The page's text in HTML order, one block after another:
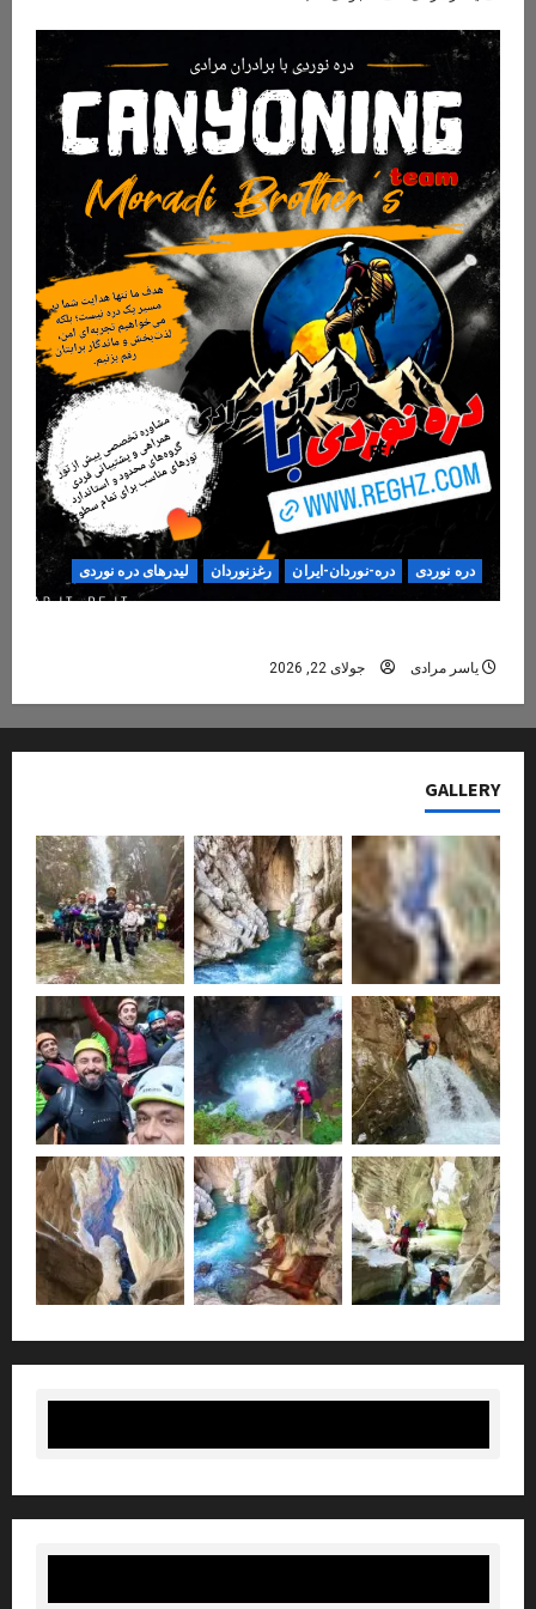
دره نوردی دره-نوردان-ایران رغزنوردان لیدرهای دره نوردی
یاسر مرادی جولای 22, 2026
GALLERY